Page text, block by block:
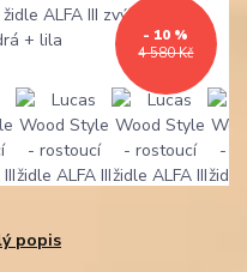
4 580 Kč
- 10 %
popis